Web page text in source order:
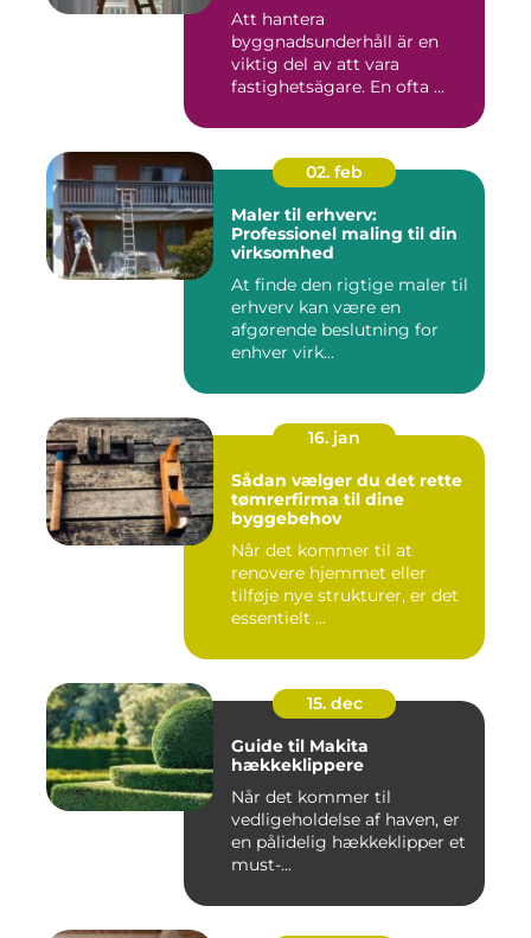
Att hantera
byggnadsunderhåll är en
viktig del av att vara
fastighetsägare. En ofta ...
02. feb
Maler til erhverv:
Professionel maling til din
virksomhed
At finde den rigtige maler til
erhverv kan være en
afgørende beslutning for
enhver virk...
16. jan
Sådan vælger du det rette
tømrerfirma til dine
byggebehov
Når det kommer til at
renovere hjemmet eller
tilføje nye strukturer, er det
essentielt ...
15. dec
Guide til Makita
hækkeklippere
Når det kommer til
vedligeholdelse af haven, er
en pålidelig hækkeklipper et
must-...